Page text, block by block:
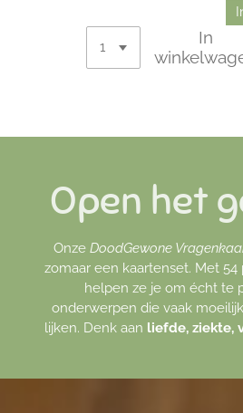
In
Open het
Onze DoodGewone
zomaar een kaartenset. Met
helpen ze je om écht te
onderwerpen die vaak
lijken. Denk aan liefde, ziekte,